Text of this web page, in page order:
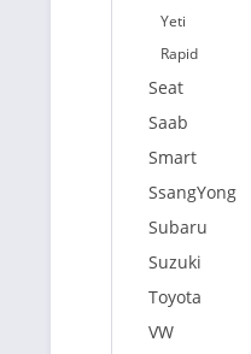
Yeti
Rapid
Seat
Saab
Smart
SsangYong
Subaru
Suzuki
Toyota
VW